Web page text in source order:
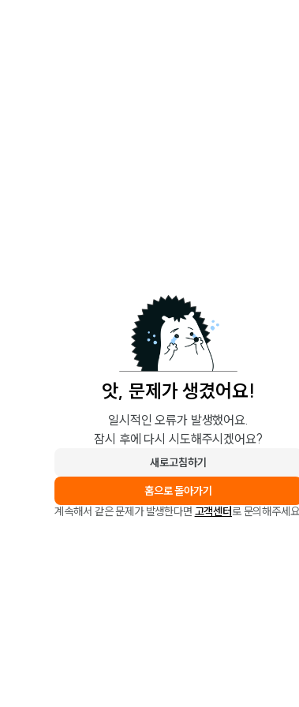
앗, 문제가 생겼어요!
일시적인 오류가 발생했어요.
잠시 후에 다시 시도해주시겠어요?
새로고침하기
홈으로 돌아가기
계속해서 같은 문제가 발생한다면 고객센터로 문의해주세